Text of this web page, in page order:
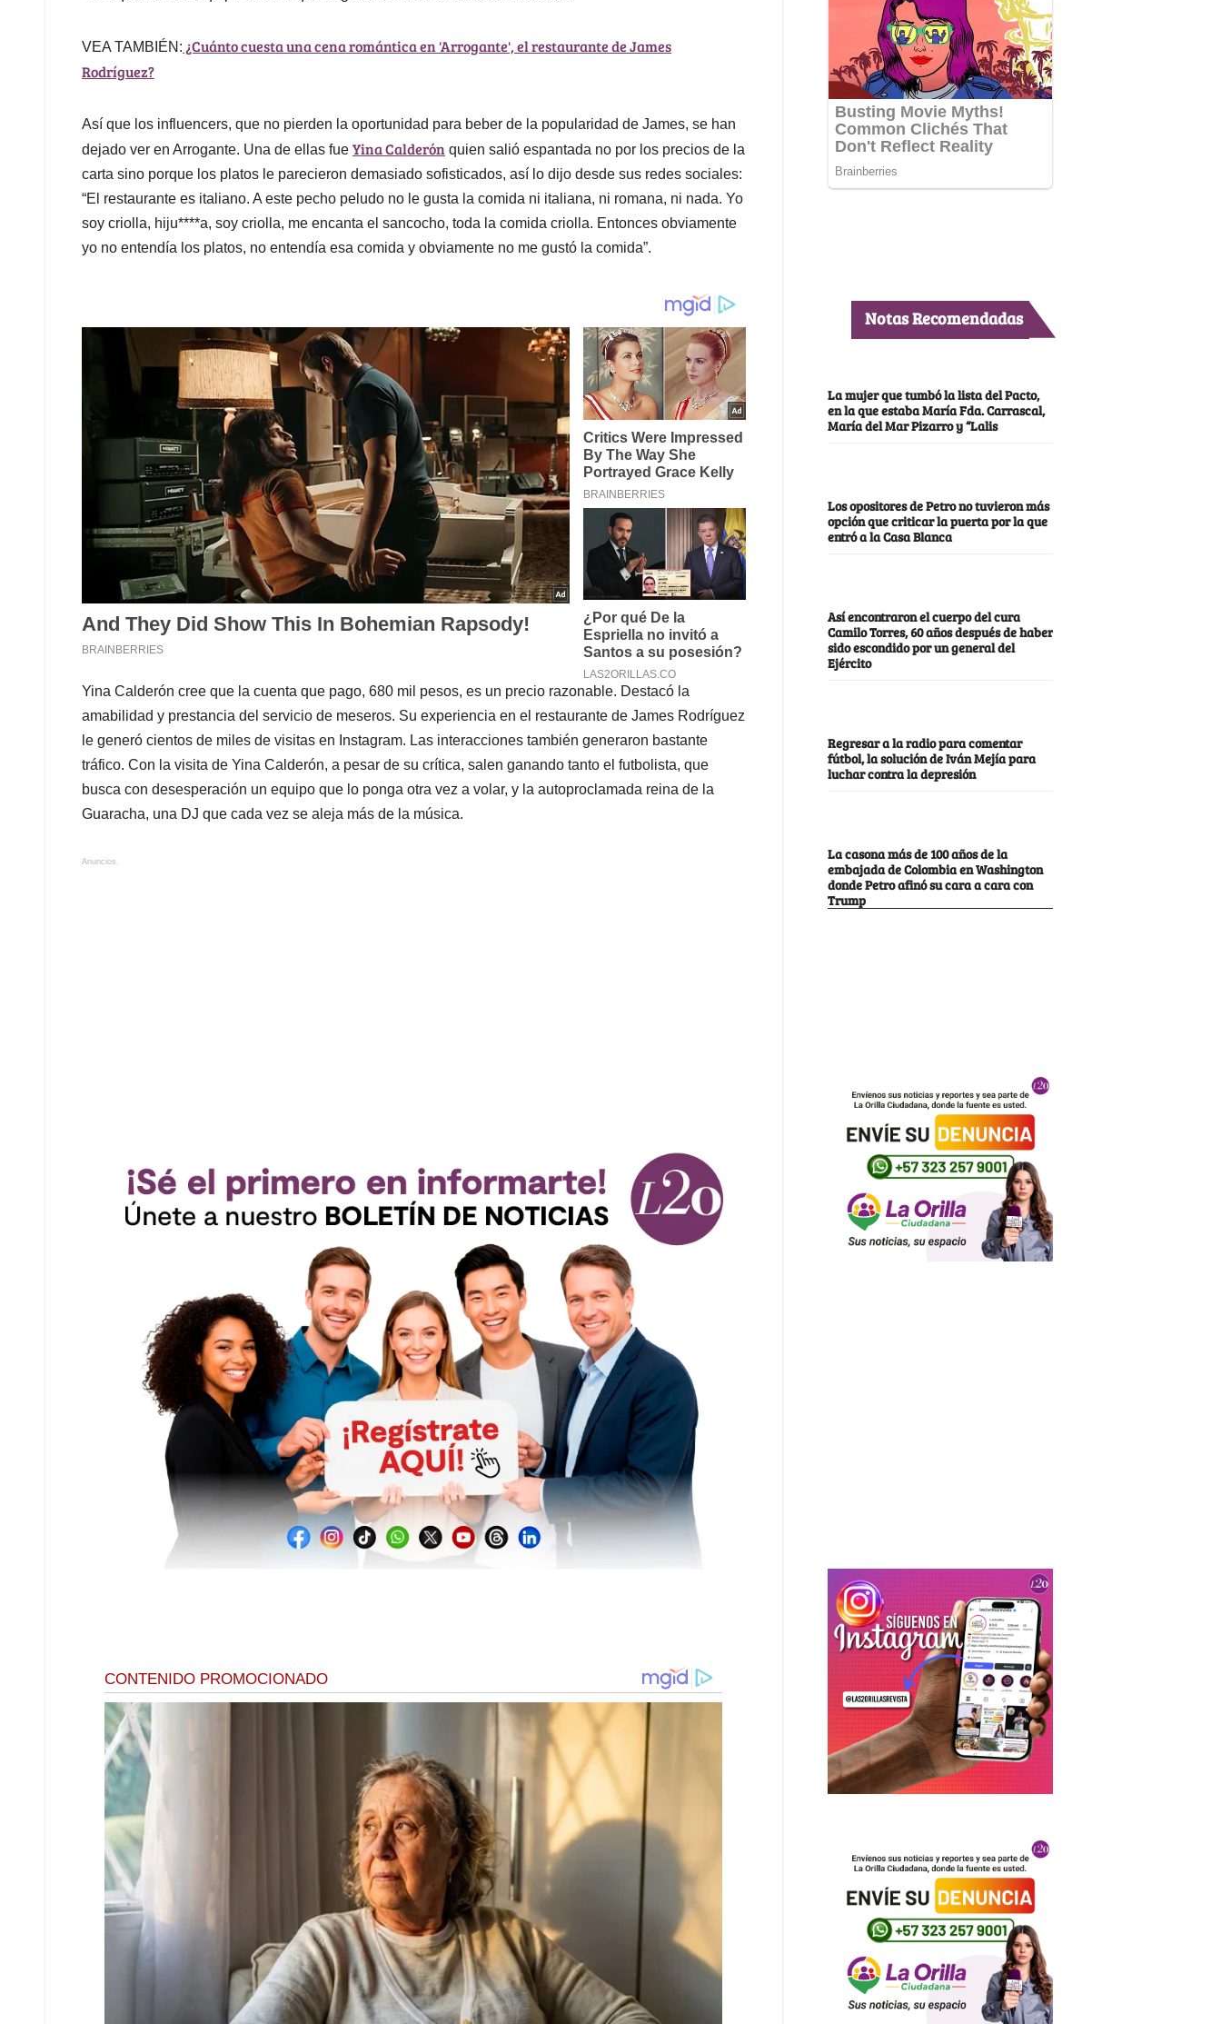
VEA TAMBIÉN: ¿Cuánto cuesta una cena romántica en 'Arrogante', el restaurante de James
Rodríguez?
Así que los influencers, que no pierden la oportunidad para beber de la popularidad de James, se han
dejado ver en Arrogante. Una de ellas fue Yina Calderón quien salió espantada no por los precios de la
carta sino porque los platos le parecieron demasiado sofisticados, así lo dijo desde sus redes sociales:
“El restaurante es italiano. A este pecho peludo no le gusta la comida ni italiana, ni romana, ni nada. Yo
soy criolla, hiju****a, soy criolla, me encanta el sancocho, toda la comida criolla. Entonces obviamente
yo no entendía los platos, no entendía esa comida y obviamente no me gustó la comida”.
Yina Calderón cree que la cuenta que pago, 680 mil pesos, es un precio razonable. Destacó la
amabilidad y prestancia del servicio de meseros. Su experiencia en el restaurante de James Rodríguez
le generó cientos de miles de visitas en Instagram. Las interacciones también generaron bastante
tráfico. Con la visita de Yina Calderón, a pesar de su crítica, salen ganando tanto el futbolista, que
busca con desesperación un equipo que lo ponga otra vez a volar, y la autoproclamada reina de la
Guaracha, una DJ que cada vez se aleja más de la música.
Anuncios.
Notas Recomendadas
La mujer que tumbó la lista del Pacto,
en la que estaba María Fda. Carrascal,
María del Mar Pizarro y “Lalis
Los opositores de Petro no tuvieron más
opción que criticar la puerta por la que
entró a la Casa Blanca
Así encontraron el cuerpo del cura
Camilo Torres, 60 años después de haber
sido escondido por un general del
Ejército
Regresar a la radio para comentar
fútbol, la solución de Iván Mejía para
luchar contra la depresión
La casona más de 100 años de la
embajada de Colombia en Washington
donde Petro afinó su cara a cara con
Trump